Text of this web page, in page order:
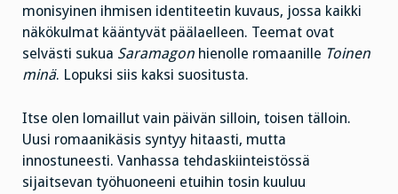
monisyinen ihmisen identiteetin kuvaus, jossa kaikki
näkökulmat kääntyvät päälaelleen. Teemat ovat
selvästi sukua Saramagon hienolle romaanille Toinen
minä. Lopuksi siis kaksi suositusta.
Itse olen lomaillut vain päivän silloin, toisen tälloin.
Uusi romaanikäsis syntyy hitaasti, mutta
innostuneesti. Vanhassa tehdaskiinteistössä
sijaitsevan työhuoneeni etuihin tosin kuuluu